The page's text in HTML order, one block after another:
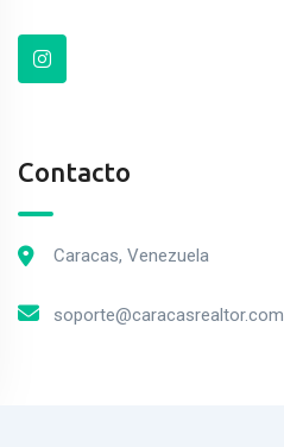
Contacto
Caracas, Venezuela
soporte@caracasrealtor.com